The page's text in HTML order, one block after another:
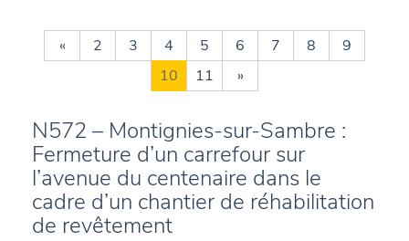
« 2 3 4 5 6 7 8
9
10
11 »
N572 – Montignies-sur-Sambre :
Fermeture d’un carrefour sur
l’avenue du centenaire dans le
cadre d’un chantier de réhabilitation
de revêtement